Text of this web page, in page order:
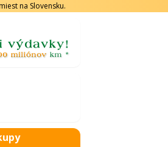
na Slovensku.